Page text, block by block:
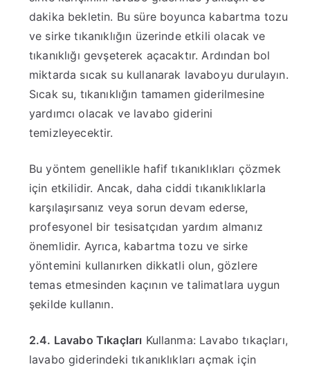
dakika bekletin. Bu süre boyunca kabartma tozu
ve sirke tıkanıklığın üzerinde etkili olacak ve
tıkanıklığı gevşeterek açacaktır. Ardından bol
miktarda sıcak su kullanarak lavaboyu durulayın.
Sıcak su, tıkanıklığın tamamen giderilmesine
yardımcı olacak ve lavabo giderini
temizleyecektir.
Bu yöntem genellikle hafif tıkanıklıkları çözmek
için etkilidir. Ancak, daha ciddi tıkanıklıklarla
karşılaşırsanız veya sorun devam ederse,
profesyonel bir tesisatçıdan yardım almanız
önemlidir. Ayrıca, kabartma tozu ve sirke
yöntemini kullanırken dikkatli olun, gözlere
temas etmesinden kaçının ve talimatlara uygun
şekilde kullanın.
2.4. Lavabo Tıkaçları Kullanma: Lavabo tıkaçları,
lavabo giderindeki tıkanıklıkları açmak için